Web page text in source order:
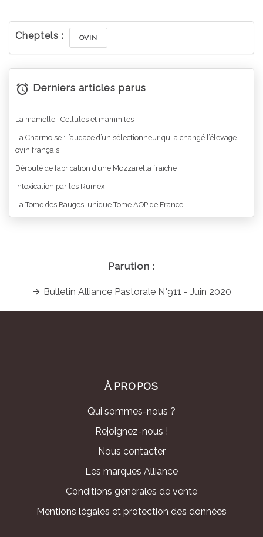
Cheptels : OVIN
Derniers articles parus
La mamelle : Cellules et mammites
La Charmoise : l’audace d’un sélectionneur qui a changé l’élevage
ovin français
Déroulé de fabrication d’une Mozzarella fraîche
Intoxication par les Rumex
La Tome des Bauges, unique Tome AOP de France
Parution :
Bulletin Alliance Pastorale N°911 - Juin 2020
À PROPOS
Qui sommes-nous ?
Rejoignez-nous !
Nous contacter
Les marques Alliance
Conditions générales de vente
Mentions légales et protection des données